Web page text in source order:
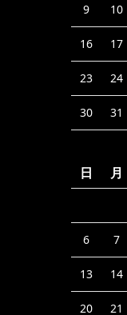
9 10
16 17
23 24
30 31
日
月
6 7
13 14
20 21